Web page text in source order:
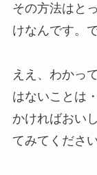
その方法はと
けなんです。
ええ、わかっ
はないことは
かければおい
てみてください